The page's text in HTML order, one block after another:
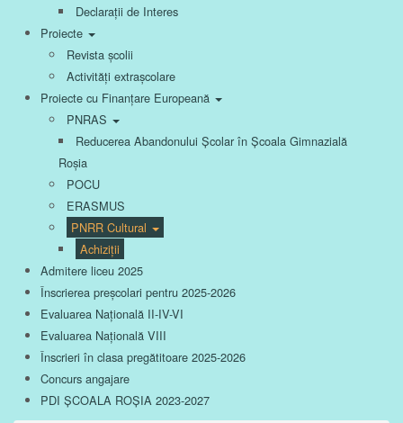
Declarații de Interes
Proiecte
Revista școlii
Activități extrașcolare
Proiecte cu Finanțare Europeană
PNRAS
Reducerea Abandonului Școlar în Școala Gimnazială
Roșia
POCU
ERASMUS
PNRR Cultural
Achiziții
Admitere liceu 2025
Înscrierea preșcolari pentru 2025-2026
Evaluarea Națională II-IV-VI
Evaluarea Națională VIII
Înscrieri în clasa pregătitoare 2025-2026
Concurs angajare
PDI ȘCOALA ROȘIA 2023-2027